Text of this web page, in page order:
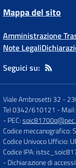
Mappa del sito
Amministrazione
Note Legali
Seguici su:
Viale Ambrosetti 32 -
Tel 0342/610121 - Mail:
- PEC:
Codice meccanografico:
Codice Univoco Ufficio:
Codice IPA:
- Dichiarazione di